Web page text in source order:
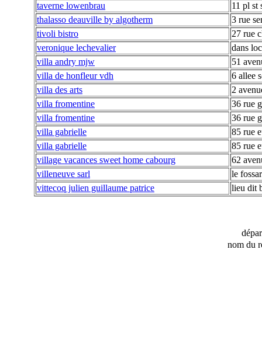
taverne lowenbrau
11 pl st
thalasso deauville by algotherm
3 rue
tivoli bistro
27 rue
veronique lechevalier
dans
villa andry mjw
51
villa de honfleur vdh
6 allee
villa des arts
2
villa fromentine
36 rue
villa fromentine
36 rue
villa gabrielle
85 rue
villa gabrielle
85 rue
village vacances sweet home cabourg
62
villeneuve sarl
le
vittecoq julien guillaume patrice
lieu dit
nom du